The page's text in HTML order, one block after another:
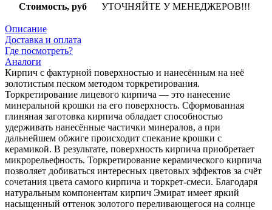
Стоимость, руб УТОЧНЯЙТЕ У МЕНЕДЖЕРОВ!!!
Описание
Доставка и оплата
Где посмотреть?
Аналоги
Кирпич с фактурной поверхностью и нанесённым на неё
золотистым песком методом торкретирования.
Торкретирование лицевого кирпича — это нанесение
минеральной крошки на его поверхность. Сформованная
глиняная заготовка кирпича обладает способностью
удерживать нанесённые частички минералов, а при
дальнейшем обжиге происходит спекание крошки с
керамикой. В результате, поверхность кирпича приобретает
микрорельефность. Торкретирование керамического кирпича
позволяет добиваться интересных цветовых эффектов за счёт
сочетания цвета самого кирпича и торкрет-смеси. Благодаря
натуральным компонентам кирпич Эмират имеет яркий
насыщенный оттенок золотого переливающегося на солнце